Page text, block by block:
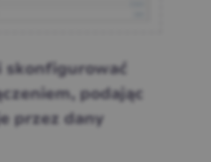
skonfigurować
podając
przez dany